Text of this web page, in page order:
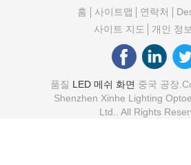
홈 사이트맵 연락처
사이트 지도
개인 정
품질 LED 메쉬 화면 중국 공장
Shenzhen Xinhe Lighting
Ltd.. All Rights